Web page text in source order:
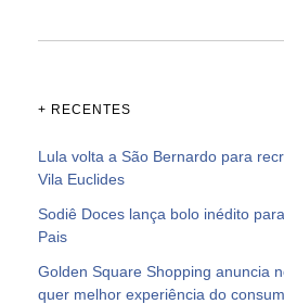
+ RECENTES
Lula volta a São Bernardo para
Vila Euclides
Sodiê Doces lança bolo inédito
Pais
Golden Square Shopping anuncia
quer melhor experiência do